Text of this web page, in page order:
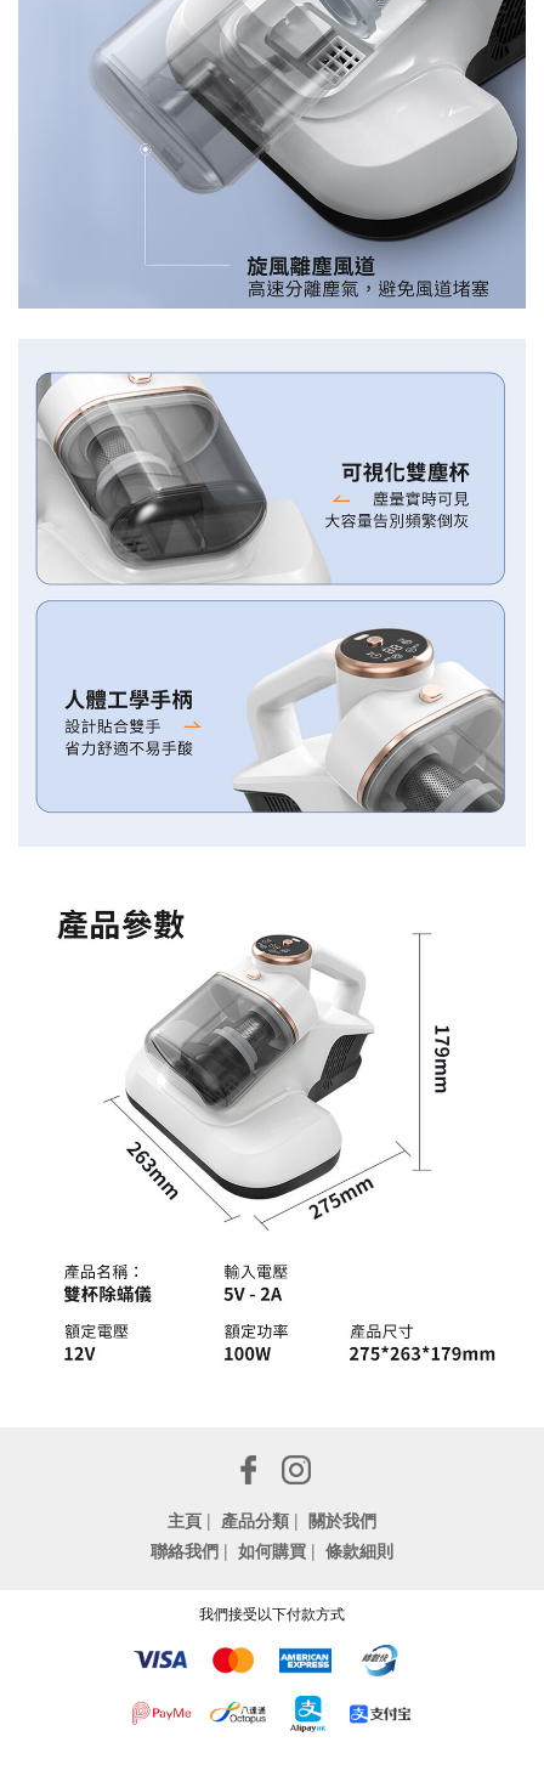
主頁 | 產品分類 | 關於我們
聯絡我們 | 如何購買 | 條款細則
我們接受以下付款方式